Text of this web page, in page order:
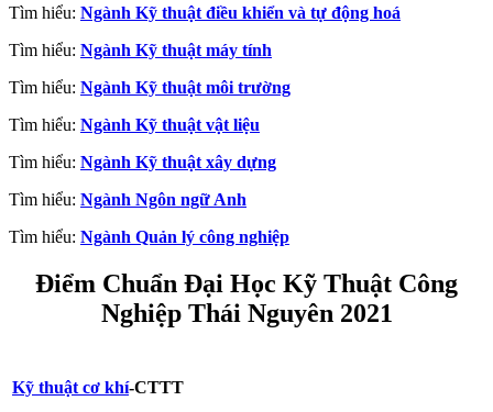
Tìm hiểu: Ngành Kỹ thuật điều khiển và tự động hoá
Tìm hiểu: Ngành Kỹ thuật máy tính
Tìm hiểu: Ngành Kỹ thuật môi trường
Tìm hiểu: Ngành Kỹ thuật vật liệu
Tìm hiểu: Ngành Kỹ thuật xây dựng
Tìm hiểu: Ngành Ngôn ngữ Anh
Tìm hiểu: Ngành Quản lý công nghiệp
Điểm Chuẩn Đại Học Kỹ Thuật Công
Nghiệp Thái Nguyên 2021
Kỹ thuật cơ khí-CTTT